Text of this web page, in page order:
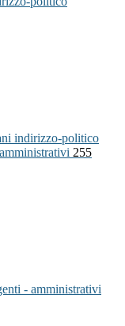
indirizzo-politico
255
- amministrativi